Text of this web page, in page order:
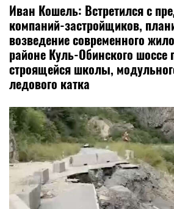
Иван Кошель: Встретился с
компаний-застройщиков,
возведение современного
районе Куль-Обинского шоссе
строящейся школы,
ледового катка